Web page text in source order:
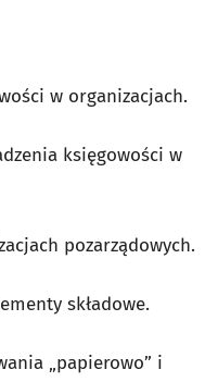
w organizacjach.
księgowości w
pozarządowych.
składowe.
„papierowo” i